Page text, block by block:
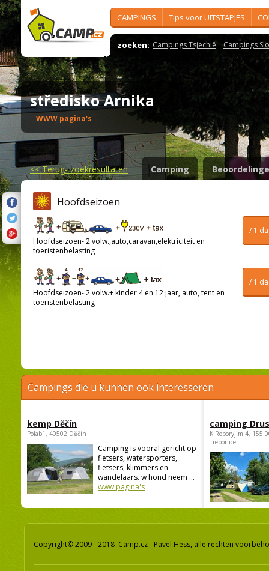
CAMPINGS Tips voor UITSTAPJES
zoeken: Campings Tsjechië Campings
středisko Arnika
WWW pagina's
<<Terug- zoekresultaten Camping
Hoofdseizoen
/ 1
Hoofdseizoen- 2 volw.,auto,caravan,elektriciteit en
toeristenbelasting
/ 1
Hoofdseizoen- 2 volw.+ kinder 4 en 12 jaar, auto, tent en
toeristenbelasting
Campings die u kunnen ook interesseren
kemp Děčín
Polabí , 40502 Děčín
Camping is vooral gericht op
fietsers, watersporters,
fietsers, klimmers en
wandelaars. w hond neem ...
www pagina's
camping
K Reporyjim 4, 155
Trebonice
Copyright© 2009 - 2018 Camp.cz - Pavel Hess, alle rechten